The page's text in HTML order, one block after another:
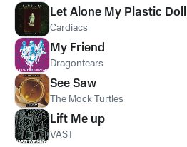
Let Alone My Plastic Doll
Cardiacs
My Friend
Dragontears
See Saw
The Mock Turtles
Lift Me up
VAST